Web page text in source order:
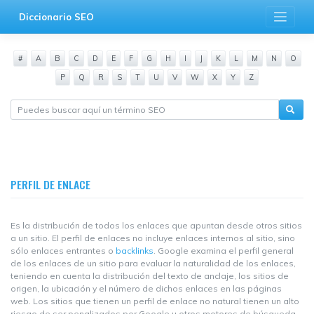
Diccionario SEO
# A B C D E F G H I J K L M N
O
P
Q R S T U V W X Y Z
PERFIL DE ENLACE
Es la distribución de todos los enlaces que apuntan desde otros sitios
a un sitio. El perfil de enlaces no incluye enlaces internos al sitio, sino
sólo enlaces entrantes o backlinks . Google examina el perfil general
de los enlaces de un sitio para evaluar la naturalidad de los enlaces,
teniendo en cuenta la distribución del texto de anclaje, los sitios de
origen, la ubicación y el número de dichos enlaces en las páginas
web. Los sitios que tienen un perfil de enlace no natural tienen un alto